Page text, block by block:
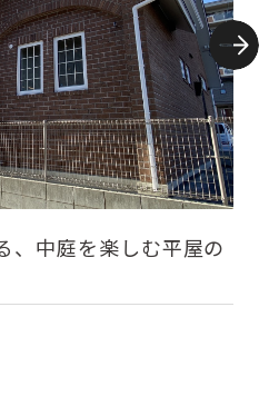
、中庭を楽しむ平屋の